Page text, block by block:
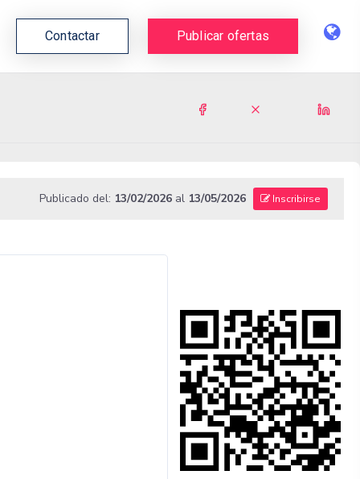
Contactar Publicar ofertas
Publicado del: 13/02/2026al 13/05/2026 Inscribirse